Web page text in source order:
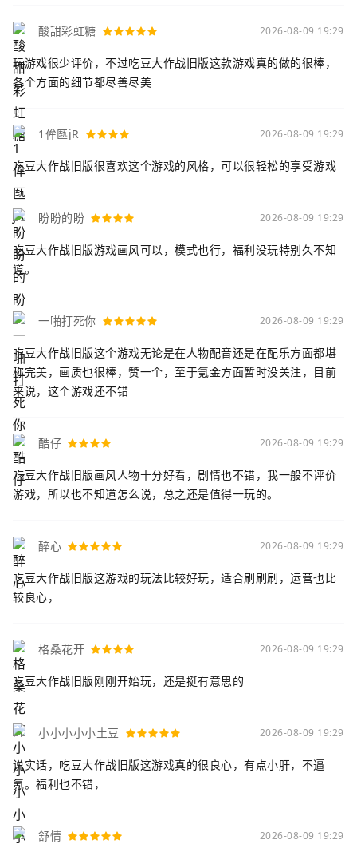
酸甜彩虹糖 2026-08-09 19:29
玩游戏很少评价，不过吃豆大作战旧版这款游戏真的做的很棒，
各个方面的细节都尽善尽美
1侔匦jR 2026-08-09 19:29
吃豆大作战旧版很喜欢这个游戏的风格，可以很轻松的享受游戏
盼盼的盼 2026-08-09 19:29
吃豆大作战旧版游戏画风可以，模式也行，福利没玩特别久不知
道。
一啪打死你 2026-08-09 19:29
吃豆大作战旧版这个游戏无论是在人物配音还是在配乐方面都堪
称完美，画质也很棒，赞一个，至于氪金方面暂时没关注，目前
来说，这个游戏还不错
酷仔 2026-08-09 19:29
吃豆大作战旧版画风人物十分好看，剧情也不错，我一般不评价
游戏，所以也不知道怎么说，总之还是值得一玩的。
醉心 2026-08-09 19:29
吃豆大作战旧版这游戏的玩法比较好玩，适合刷刷刷，运营也比
较良心，
格桑花开 2026-08-09 19:29
吃豆大作战旧版刚刚开始玩，还是挺有意思的
小小小小小土豆 2026-08-09 19:29
说实话，吃豆大作战旧版这游戏真的很良心，有点小肝，不逼
氪。福利也不错，
舒情 2026-08-09 19:29